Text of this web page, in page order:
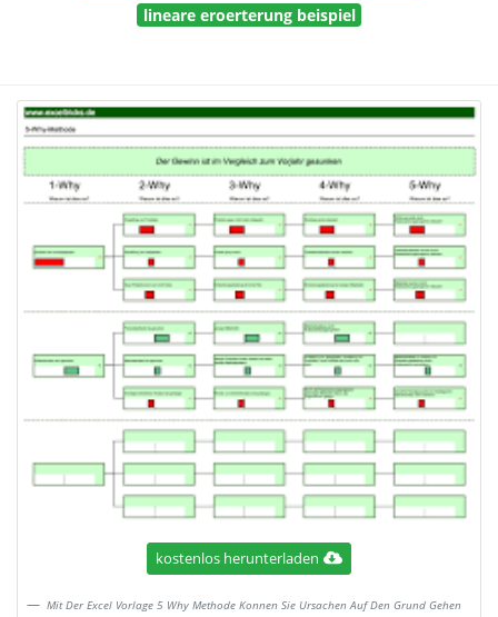
lineare eroerterung beispiel
kostenlos herunterladen
Mit Der Excel Vorlage 5 Why Methode Konnen Sie Ursachen Auf Den Grund Gehen